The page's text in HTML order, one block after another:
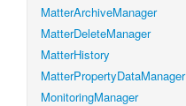
MatterArchiveManager
MatterDeleteManager
MatterHistory
MatterPropertyDataManager
MonitoringManager